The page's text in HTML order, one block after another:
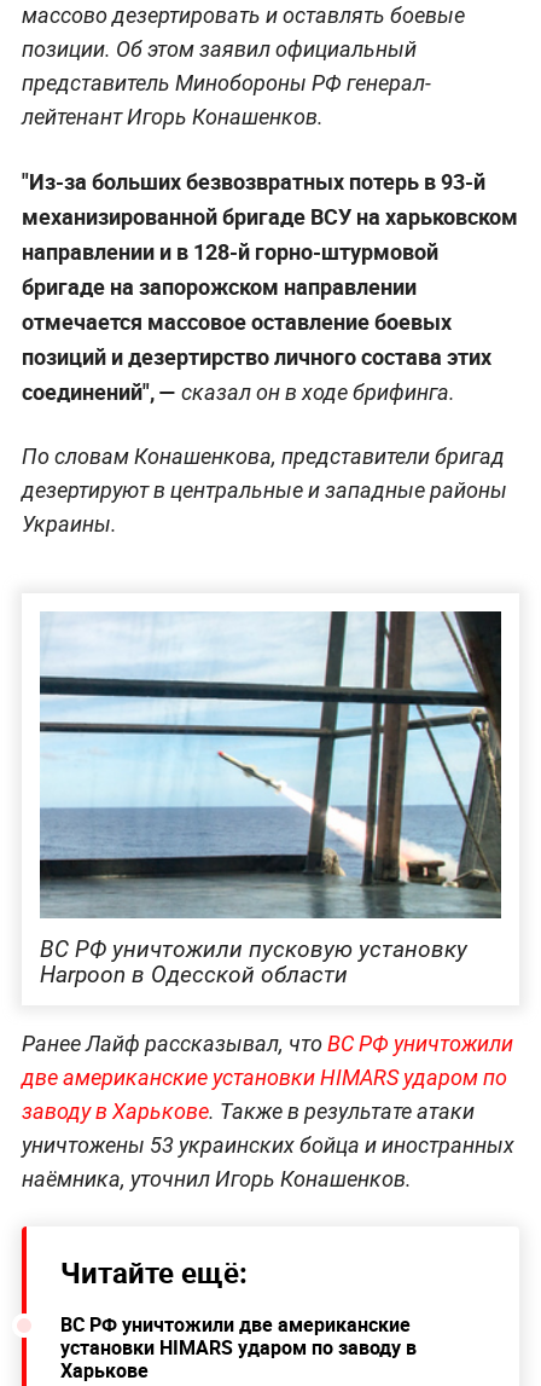
массово дезертировать и оставлять боевые
позиции. Об этом заявил официальный
представитель Минобороны РФ генерал-
лейтенант Игорь Конашенков.
"Из-за больших безвозвратных потерь в 93-й
механизированной бригаде ВСУ на харьковском
направлении и в 128-й горно-штурмовой
бригаде на запорожском направлении
отмечается массовое оставление боевых
позиций и дезертирство личного состава этих
соединений", — сказал он в ходе брифинга.
По словам Конашенкова, представители бригад
дезертируют в центральные и западные районы
Украины.
ВС РФ уничтожили пусковую установку
Harpoon в Одесской области
Ранее Лайф рассказывал, чтоВС РФ уничтожили
две американские установки HIMARS ударом по
заводу в Харькове. Также в результате атаки
уничтожены 53 украинских бойца и иностранных
наёмника, уточнил Игорь Конашенков.
Читайте ещё:
ВС РФ уничтожили две американские
установки HIMARS ударом по заводу в
Харькове